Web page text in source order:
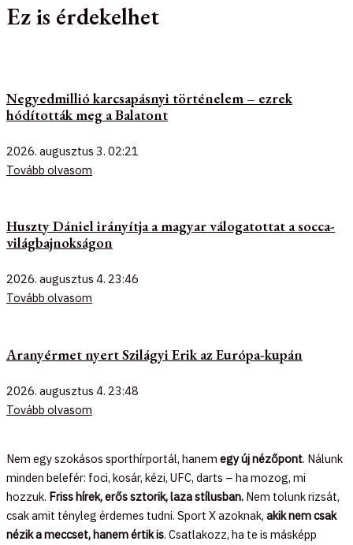
Ez is érdekelhet
Negyedmillió karcsapásnyi történelem – ezrek
hódították meg a Balatont
2026. augusztus 3. 02:21
Tovább olvasom
Huszty Dániel irányítja a magyar válogatottat a socca-
világbajnokságon
2026. augusztus 4. 23:46
Tovább olvasom
Aranyérmet nyert Szilágyi Erik az Európa-kupán
2026. augusztus 4. 23:48
Tovább olvasom
Nem egy szokásos sporthírportál, hanem egy új nézőpont. Nálunk
minden belefér: foci, kosár, kézi, UFC, darts – ha mozog, mi
hozzuk. Friss hírek, erős sztorik, laza stílusban. Nem tolunk rizsát,
csak amit tényleg érdemes tudni. Sport X azoknak, akik nem csak
nézik a meccset, hanem értik is. Csatlakozz, ha te is másképp